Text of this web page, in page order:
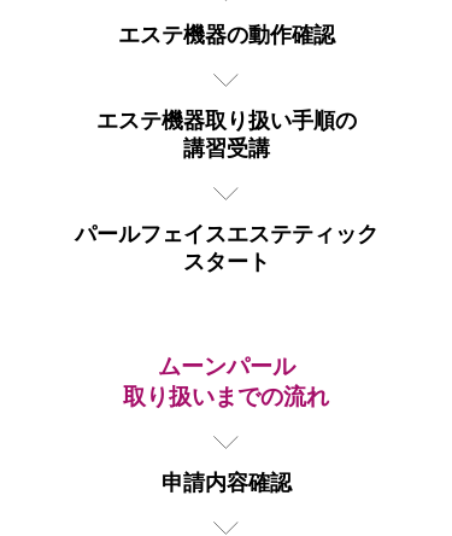
エステ機器の動作確認
エステ機器取り扱い手順の
講習受講
パールフェイスエステティック
スタート
ムーンパール
取り扱いまでの流れ
申請内容確認